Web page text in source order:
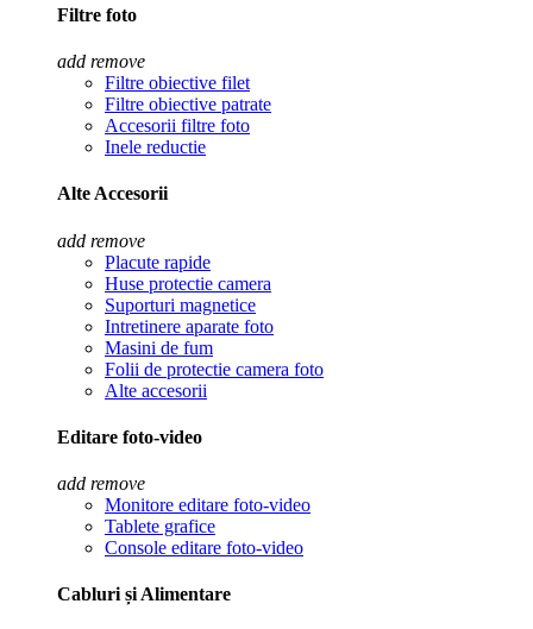
Filtre foto
add remove
Filtre obiective filet
Filtre obiective patrate
Accesorii filtre foto
Inele reductie
Alte Accesorii
add remove
Placute rapide
Huse protectie camera
Suporturi magnetice
Intretinere aparate foto
Masini de fum
Folii de protectie camera foto
Alte accesorii
Editare foto-video
add remove
Monitore editare foto-video
Tablete grafice
Console editare foto-video
Cabluri și Alimentare